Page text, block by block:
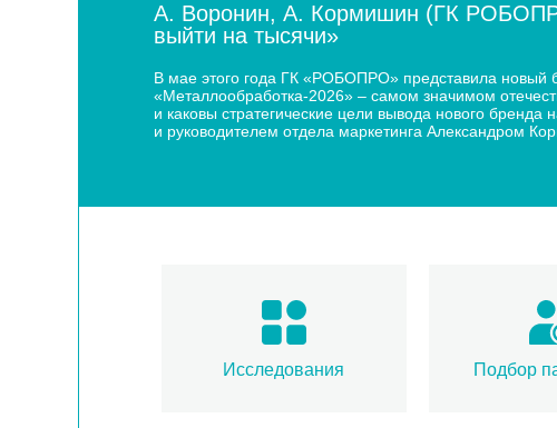
А. Воронин, А. Кормишин (ГК
выйти на тысячи»
В мае этого года ГК «РОБОПРО» представила новый
«Металлообработка-2026» – самом значимом
и каковы стратегические цели вывода нового
и руководителем отдела маркетинга Александром
Исследования Подбор